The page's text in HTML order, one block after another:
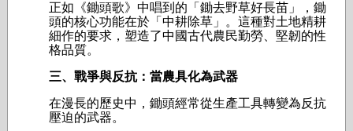
正如《鋤頭歌》中唱到的「鋤去野草好長苗」，鋤
頭的核心功能在於「中耕除草」。這種對土地精耕
細作的要求，塑造了中國古代農民勤勞、堅韌的性
格品質。
三、戰爭與反抗：當農具化為武器
在漫長的歷史中，鋤頭經常從生產工具轉變為反抗
壓迫的武器。